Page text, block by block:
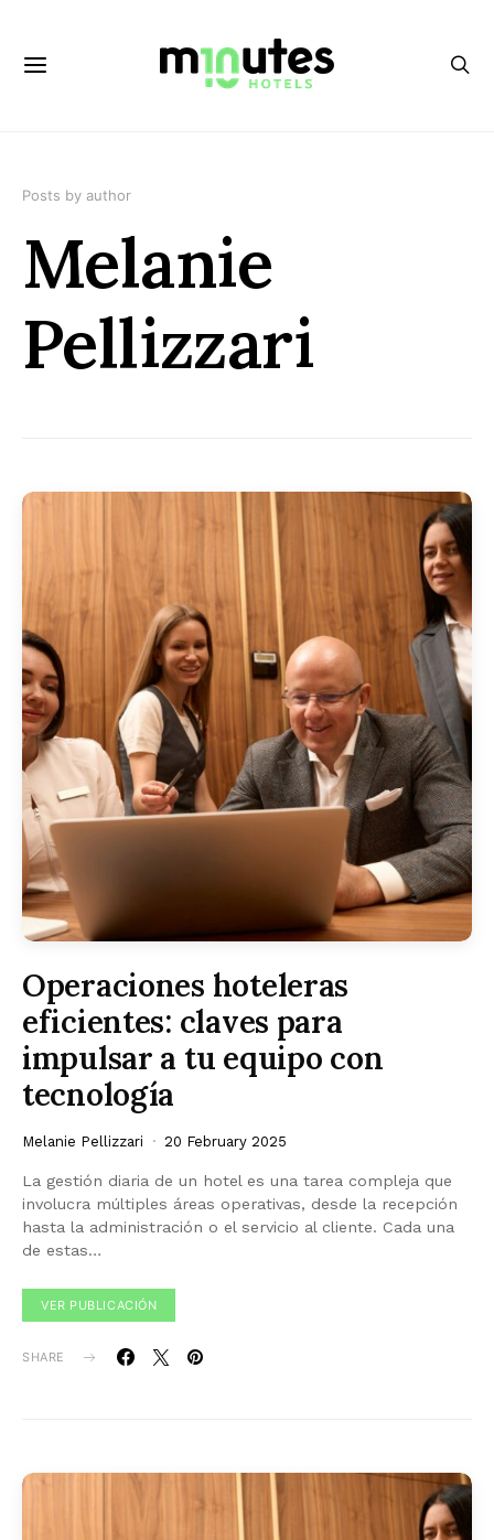
Posts by author
Melanie
Pellizzari
Operaciones hoteleras
eficientes: claves para
impulsar a tu equipo con
tecnología
Melanie Pellizzari 20 February 2025
La gestión diaria de un hotel es una tarea compleja que
involucra múltiples áreas operativas, desde la recepción
hasta la administración o el servicio al cliente. Cada una
de estas…
VER PUBLICACIÓN
SHARE